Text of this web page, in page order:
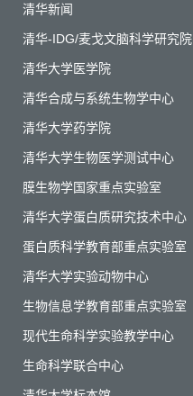
清华新闻
清华-IDG/麦戈文脑科学研究院
清华大学医学院
清华合成与系统生物学中心
清华大学药学院
清华大学生物医学测试中心
膜生物学国家重点实验室
清华大学蛋白质研究技术中心
蛋白质科学教育部重点实验室
清华大学实验动物中心
生物信息学教育部重点实验室
现代生命科学实验教学中心
生命科学联合中心